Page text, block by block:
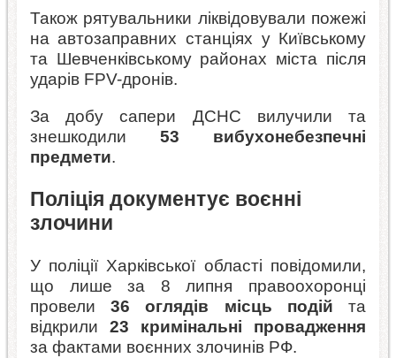
Також рятувальники ліквідовували пожежі
на автозаправних станціях у Київському
та Шевченківському районах міста після
ударів FPV-дронів.
За добу сапери ДСНС вилучили та
знешкодили 53 вибухонебезпечні
предмети.
Поліція документує воєнні
злочини
У поліції Харківської області повідомили,
що лише за 8 липня правоохоронці
провели36 оглядів місць подій та
відкрили 23 кримінальні провадження
за фактами воєнних злочинів РФ.